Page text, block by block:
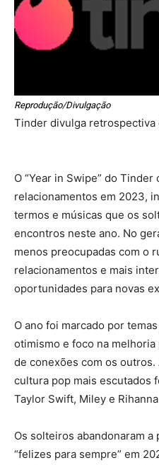
Reprodução/Divulgação
Tinder divulga retrospectiva
O “Year in Swipe” do
relacionamentos em 2023,
termos e músicas que os
encontros neste ano. No
menos preocupadas com o
relacionamentos e mais
oportunidades para novas
O ano foi marcado por
otimismo e foco na
de conexões com os
cultura pop mais escutados
Taylor Swift, Miley e
Os solteiros abandonaram
“felizes para sempre” em